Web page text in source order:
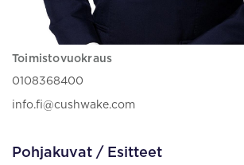
Toimistovuokraus
0108368400
info.fi@cushwake.com
Pohjakuvat / Esitteet